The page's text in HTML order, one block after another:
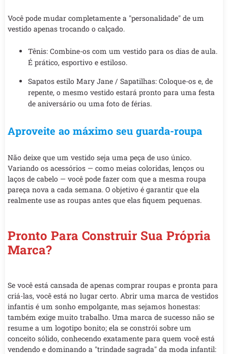
Você pode mudar completamente a "personalidade" de um
vestido apenas trocando o calçado.
Tênis: Combine-os com um vestido para os dias de aula.
É prático, esportivo e estiloso.
Sapatos estilo Mary Jane / Sapatilhas: Coloque-os e, de
repente, o mesmo vestido estará pronto para uma festa
de aniversário ou uma foto de férias.
Aproveite ao máximo seu guarda-roupa
Não deixe que um vestido seja uma peça de uso único.
Variando os acessórios — como meias coloridas, lenços ou
laços de cabelo — você pode fazer com que a mesma roupa
pareça nova a cada semana. O objetivo é garantir que ela
realmente use as roupas antes que elas fiquem pequenas.
Pronto Para Construir Sua Própria
Marca?
Se você está cansada de apenas comprar roupas e pronta para
criá-las, você está no lugar certo. Abrir uma marca de vestidos
infantis é um sonho empolgante, mas sejamos honestas:
também exige muito trabalho. Uma marca de sucesso não se
resume a um logotipo bonito; ela se constrói sobre um
conceito sólido, conhecendo exatamente para quem você está
vendendo e dominando a "trindade sagrada" da moda infantil: